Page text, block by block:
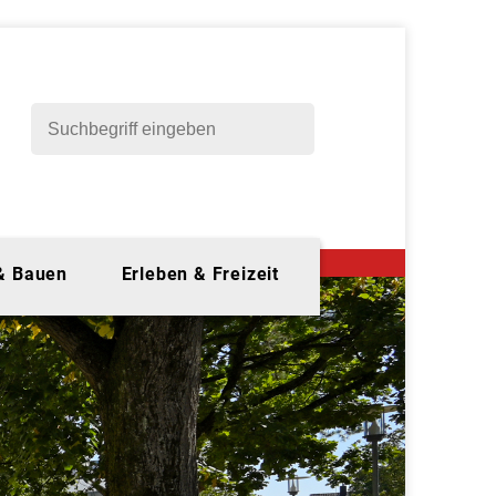
Bauen Erleben & Freizeit